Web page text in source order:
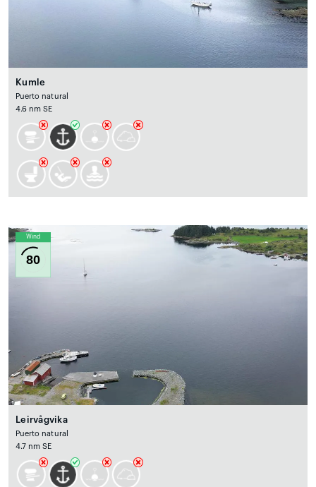
Kumle
Puerto natural
4.6 nm SE
Wind
80
Leirvågvika
Puerto natural
4.7 nm SE